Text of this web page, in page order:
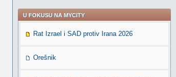
U FOKUSU NA MYCITY
Rat Izrael i SAD protiv Irana 2026
Orešnik